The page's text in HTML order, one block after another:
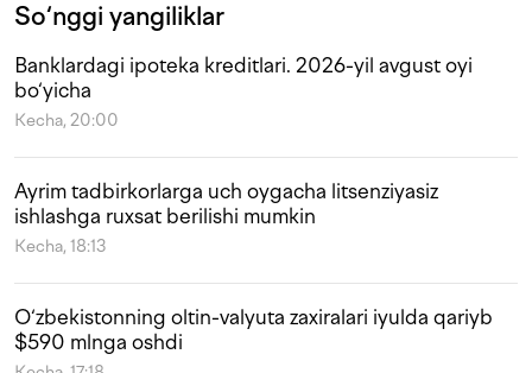
So‘nggi yangiliklar
Banklardagi ipoteka kreditlari. 2026-yil avgust oyi
bo‘yicha
Kecha, 20:00
Ayrim tadbirkorlarga uch oygacha litsenziyasiz
ishlashga ruxsat berilishi mumkin
Kecha, 18:13
O‘zbekistonning oltin-valyuta zaxiralari iyulda qariyb
$590 mlnga oshdi